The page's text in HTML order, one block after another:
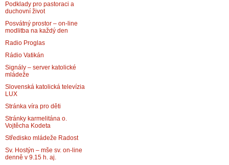
Podklady pro pastoraci a
duchovní život
Posvátný prostor – on-line
modlitba na každý den
Radio Proglas
Rádio Vatikán
Signály – server katolické
mládeže
Slovenská katolická televízia
LUX
Stránka víra pro děti
Stránky karmelitána o.
Vojtěcha Kodeta
Středisko mládeže Radost
Sv. Hostýn – mše sv. on-line
denně v 9.15 h. aj.